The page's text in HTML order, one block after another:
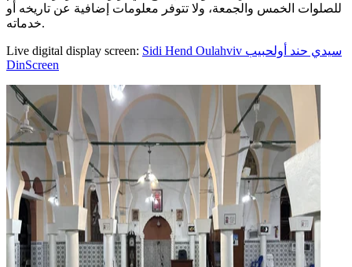
للصلوات الخمس والجمعة، ولا تتوفر معلومات إضافية عن تاريخه أو
خدماته.
Live digital display screen:
Sidi Hend Oulahviv سيدي حند أولحبيب
DinScreen